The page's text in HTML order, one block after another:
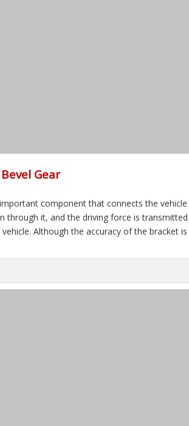
Gear
component that connects the
through it, and the driving force is
Although the accuracy of the bracket